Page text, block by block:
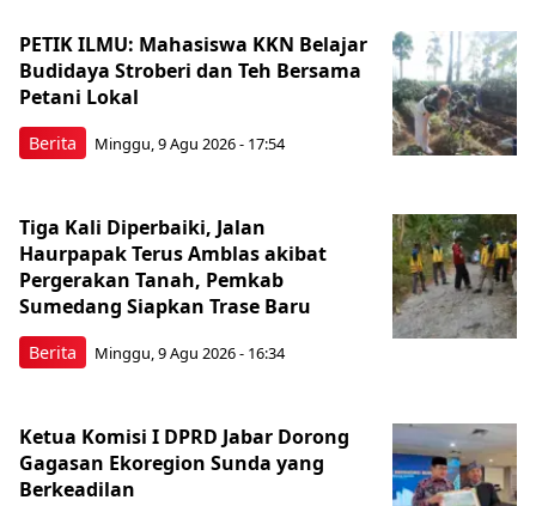
Berita
PETIK ILMU: Mahasiswa KKN Belajar
Budidaya Stroberi dan Teh Bersama
Petani Lokal
Minggu, 9 Agu 2026 - 17:54
Berita
Tiga Kali Diperbaiki, Jalan
Haurpapak Terus Amblas akibat
Pergerakan Tanah, Pemkab
Sumedang Siapkan Trase Baru
Minggu, 9 Agu 2026 - 16:34
Ketua Komisi I DPRD Jabar Dorong
Gagasan Ekoregion Sunda yang
Berkeadilan